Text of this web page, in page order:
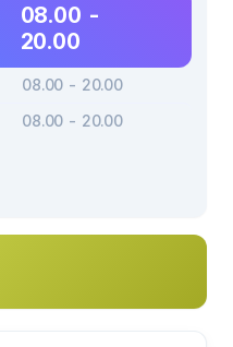
08.00 -
20.00
08.00 - 20.00
08.00 - 20.00